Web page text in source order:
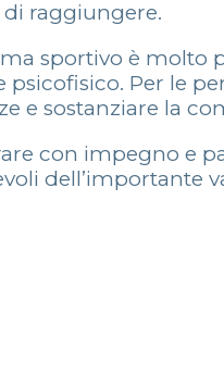
raggiungere.
sportivo è molto
psicofisico. Per le
e sostanziare la
con impegno e
dell’importante